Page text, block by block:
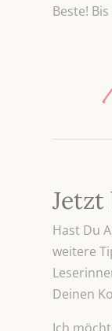
Beste!
Jetzt
Hast Du
weitere
Deinen